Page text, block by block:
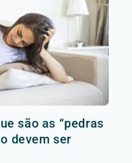
são as “pedras
devem ser